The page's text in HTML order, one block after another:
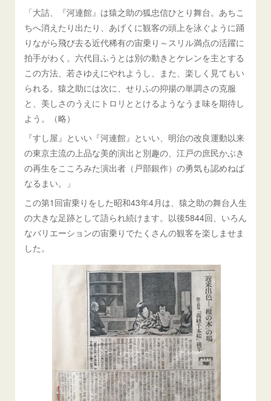
「大詰、『河連館』は猿之助の狐忠信ひとり舞台。あちこ
ちへ消えたり出たり、あげくに観客の頭上を泳ぐように踊
りながら飛び去る近代稀有の宙乗り～スリル満点の活躍に
拍手がわく。六代目ふうとは別の動きとケレンを主とする
この方法、若さゆえにやれようし、また、楽しく見てもい
られる。猿之助には次に、せりふの抑揚の単調さの克服
と、美しさのうえにトロリととけるようなうま味を期待し
よう。（略）
『すし屋』といい『河連館』といい、明治の改良運動以来
の東京主流の上品な美的演出と別趣の、江戸の庶民かぶき
の再生をこころみた演出者（戸部銀作）の勇気も認めねば
なるまい。」
この第1回宙乗りをした昭和43年4月は、猿之助の舞台人生
の大きな足跡として語られ続けます。以後5844回、いろん
なバリエーションの宙乗りでたくさんの観客を楽しませま
した。